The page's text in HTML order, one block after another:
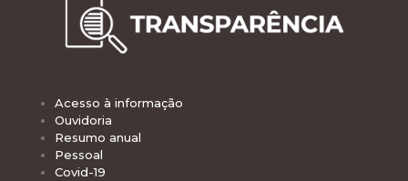
Acesso à informação
Ouvidoria
Resumo anual
Pessoal
Covid-19